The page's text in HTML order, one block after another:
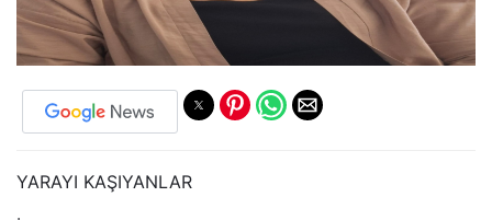
YARAYI KAŞIYANLAR